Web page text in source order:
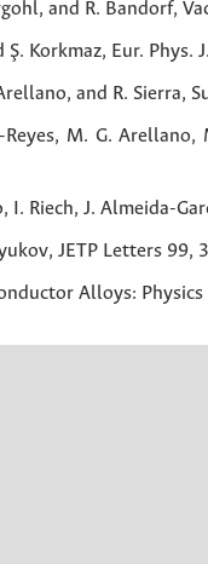
and R. Bandorf,
Ş. Korkmaz, Eur.
and R. Sierra,
Reyes, M. G.
I. Riech, J. Almeida-
JETP Letters 99,
Alloys: